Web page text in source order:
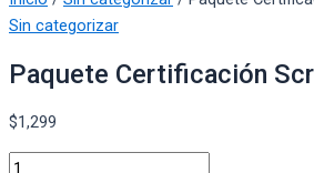
Sin categorizar
Paquete Certificación
$1,299